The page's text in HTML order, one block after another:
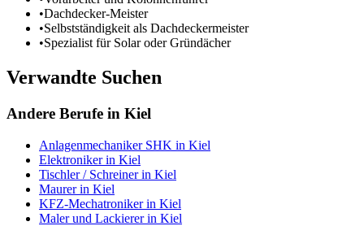
•Dachdecker-Meister
•Selbstständigkeit als Dachdeckermeister
•Spezialist für Solar oder Gründächer
Verwandte Suchen
Andere Berufe in Kiel
Anlagenmechaniker SHK in Kiel
Elektronikerin Kiel
Tischler / Schreinerin Kiel
Maurerin Kiel
KFZ-Mechatronikerin Kiel
Maler und Lackiererin Kiel